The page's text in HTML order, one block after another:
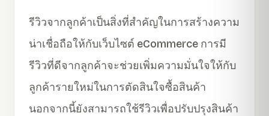
รีวิวจากลูกค้าเป็นสิ่งที่สำคัญในการสร้างความ
น่าเชื่อถือให้กับเว็บไซต์ eCommerce การมี
รีวิวที่ดีจากลูกค้าจะช่วยเพิ่มความมั่นใจให้กับ
ลูกค้ารายใหม่ในการตัดสินใจซื้อสินค้า
นอกจากนี้ยังสามารถใช้รีวิวเพื่อปรับปรุงสินค้า